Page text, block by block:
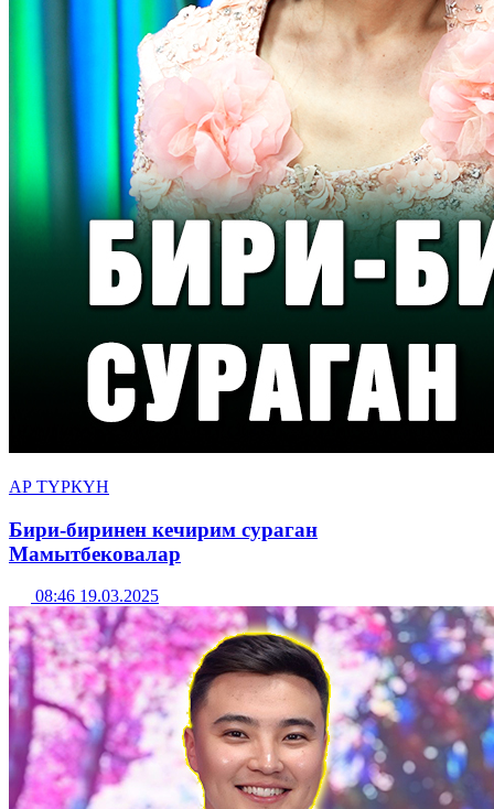
АР ТҮРКҮН
Бири-биринен кечирим сураган
Мамытбековалар
08:46 19.03.2025